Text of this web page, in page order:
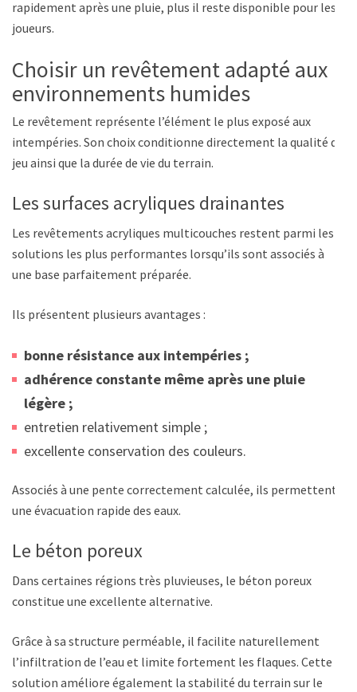
rapidement après une pluie, plus il reste disponible pour les
joueurs.
Choisir un revêtement adapté aux
environnements humides
Le revêtement représente l’élément le plus exposé aux
intempéries. Son choix conditionne directement la qualité du
jeu ainsi que la durée de vie du terrain.
Les surfaces acryliques drainantes
Les revêtements acryliques multicouches restent parmi les
solutions les plus performantes lorsqu’ils sont associés à
une base parfaitement préparée.
Ils présentent plusieurs avantages :
bonne résistance aux intempéries ;
adhérence constante même après une pluie
légère ;
entretien relativement simple ;
excellente conservation des couleurs.
Associés à une pente correctement calculée, ils permettent
une évacuation rapide des eaux.
Le béton poreux
Dans certaines régions très pluvieuses, le béton poreux
constitue une excellente alternative.
Grâce à sa structure perméable, il facilite naturellement
l’infiltration de l’eau et limite fortement les flaques. Cette
solution améliore également la stabilité du terrain sur le